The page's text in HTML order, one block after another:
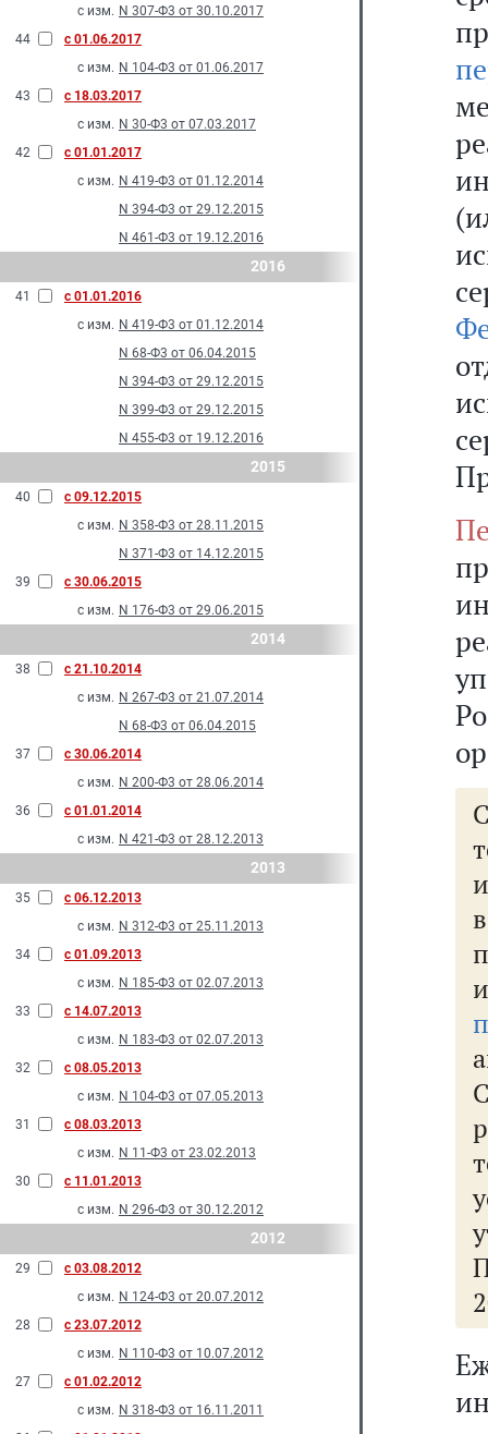
с изм. N 307-Ф3 от 30.10.2017
44
с 01.06.2017
с изм. N 104-Ф3 от 01.06.2017
43
с 18.03.2017
с изм. N 30-Ф3 от 07.03.2017
42
с 01.01.2017
с изм. N 419-Ф3 от 01.12.2014
N 394-Ф3 от 29.12.2015
N 461-Ф3 от 19.12.2016
2016
41
с 01.01.2016
с изм. N 419-Ф3 от 01.12.2014
N 68-Ф3 от 06.04.2015
N 394-Ф3 от 29.12.2015
N 399-Ф3 от 29.12.2015
N 455-Ф3 от 19.12.2016
2015
40
с 09.12.2015
с изм. N 358-Ф3 от 28.11.2015
N 371-Ф3 от 14.12.2015
39
с 30.06.2015
с изм. N 176-Ф3 от 29.06.2015
2014
38
с 21.10.2014
с изм. N 267-Ф3 от 21.07.2014
N 68-Ф3 от 06.04.2015
37
с 30.06.2014
с изм. N 200-Ф3 от 28.06.2014
36
с 01.01.2014
с изм. N 421-Ф3 от 28.12.2013
2013
35
с 06.12.2013
с изм. N 312-Ф3 от 25.11.2013
34
с 01.09.2013
с изм. N 185-Ф3 от 02.07.2013
33
с 14.07.2013
с изм. N 183-Ф3 от 02.07.2013
32
с 08.05.2013
с изм. N 104-Ф3 от 07.05.2013
31
с 08.03.2013
с изм. N 11-Ф3 от 23.02.2013
30
с 11.01.2013
с изм. N 296-Ф3 от 30.12.2012
2012
29
с 03.08.2012
с изм. N 124-Ф3 от 20.07.2012
28
с 23.07.2012
с изм. N 110-Ф3 от 10.07.2012
27
с 01.02.2012
с изм. N 318-Ф3 от 16.11.2011